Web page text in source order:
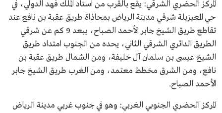
المركز الحضري الشرقي: يقع بالقرب من استاد الملك فهد الدولي، في
حي المعيزيلة شرقي مدينة الرياض بمحاذاة طريق عقبة بن نافع عند
تقاطع طريق الشيخ جابر الأحمد الصباح، يبعد 9 كم عن شرقي
الطريق الدائري الشرقي الثاني، يحده من الجنوب امتداد طريق
الشيخ عيسى بن سلمان آل خليفة، ومن الشمال طريق عقبة بن
نافع، ومن الشرق مخطط معتمد، ومن الغرب طريق الشيخ جابر
الأحمد الصباح.
المركز الحضري الجنوبي الغربي: وهو في جنوب غربي مدينة الرياض